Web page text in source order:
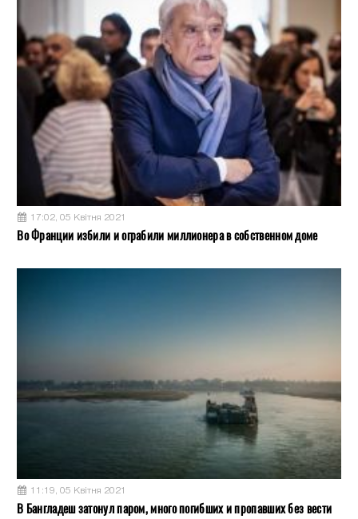
17:02, 05 Квітня 2021
Во Франции избили и ограбили миллионера в собственном доме
11:19, 05 Квітня 2021
В Бангладеш затонул паром, много погибших и пропавших без вести